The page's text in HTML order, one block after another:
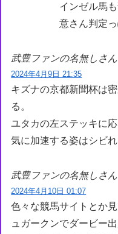
インゼル馬
意さん判定
武豊ファンの名無しさん
2024年4月9日 21:35
キズナの京都新聞杯は
る。
ユタカの左ステッキに
気に加速する姿はシビれ
武豊ファンの名無しさん
2024年4月10日 01:07
色々な競馬サイトとか
ュガークンでダービー